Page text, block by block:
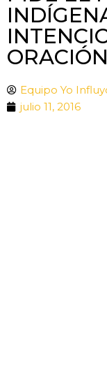
Equipo Yo
julio 11, 2016